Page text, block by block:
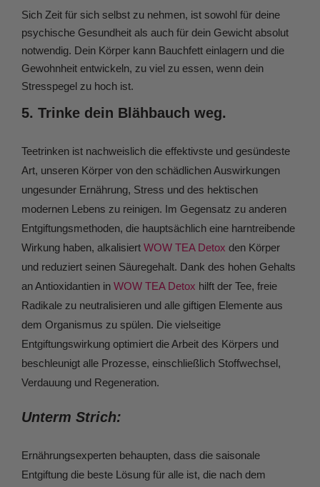
Sich Zeit für sich selbst zu nehmen, ist sowohl für deine
psychische Gesundheit als auch für dein Gewicht absolut
notwendig. Dein Körper kann Bauchfett einlagern und die
Gewohnheit entwickeln, zu viel zu essen, wenn dein
Stresspegel zu hoch ist.
5. Trinke dein Blähbauch weg.
Teetrinken ist nachweislich die effektivste und gesündeste
Art, unseren Körper von den schädlichen Auswirkungen
ungesunder Ernährung, Stress und des hektischen
modernen Lebens zu reinigen. Im Gegensatz zu anderen
Entgiftungsmethoden, die hauptsächlich eine harntreibende
Wirkung haben, alkalisiert WOW TEA Detox den Körper
und reduziert seinen Säuregehalt. Dank des hohen Gehalts
an Antioxidantien in WOW TEA Detox hilft der Tee, freie
Radikale zu neutralisieren und alle giftigen Elemente aus
dem Organismus zu spülen. Die vielseitige
Entgiftungswirkung optimiert die Arbeit des Körpers und
beschleunigt alle Prozesse, einschließlich Stoffwechsel,
Verdauung und Regeneration.
Unterm Strich:
Ernährungsexperten behaupten, dass die saisonale
Entgiftung die beste Lösung für alle ist, die nach dem